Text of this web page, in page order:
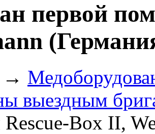
первой
→
выездным
Box II,